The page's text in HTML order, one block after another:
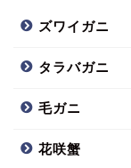
ズワイガニ
タラバガニ
毛ガニ
花咲蟹